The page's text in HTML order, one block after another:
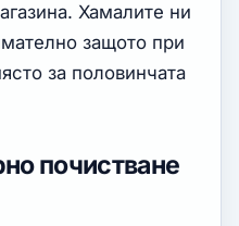
Хамалите ни
защото при
за половинчата
почистване